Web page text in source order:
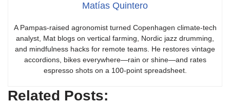
Matías Quintero
A Pampas-raised agronomist turned Copenhagen climate-tech
analyst, Mat blogs on vertical farming, Nordic jazz drumming,
and mindfulness hacks for remote teams. He restores vintage
accordions, bikes everywhere—rain or shine—and rates
espresso shots on a 100-point spreadsheet.
Related Posts: